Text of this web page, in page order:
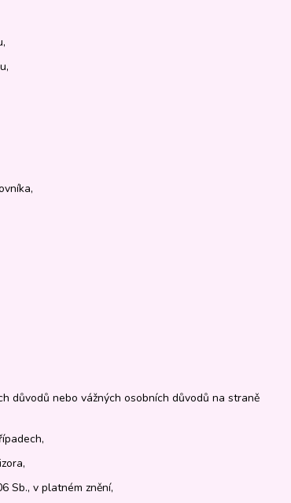
důvodů nebo vážných osobních důvodů na straně
Sb., v platném znění,